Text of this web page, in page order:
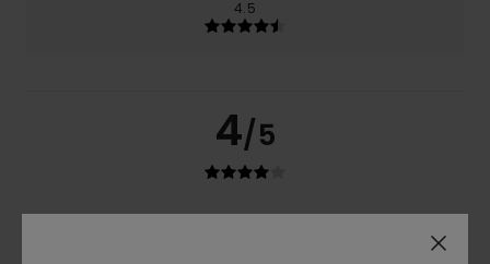
4.5
4/5
Achat vérifié
Pas encore porté, mais paraît de bonne qualité ! J ai un